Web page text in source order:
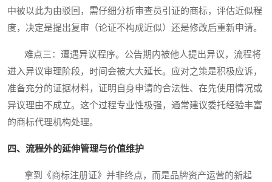
中被以此为由驳回，需仔细分析审查员引证的商标，评估近似程
度，决定是提出复审（论证不构成近似）还是修改后重新申请。
难点三：遭遇异议程序。公告期内被他人提出异议，流程将
进入异议审理阶段，时间会被大大延长。应对之策是积极应诉，
准备充分的证据材料，证明自身申请的合法性、在先使用情况或
异议理由不成立。这个过程专业性极强，通常建议委托经验丰富
的商标代理机构处理。
四、流程外的延伸管理与价值维护
拿到《商标注册证》并非终点，而是品牌资产运营的新起